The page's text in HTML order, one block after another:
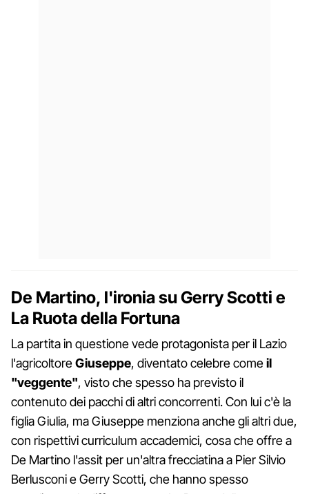
De Martino, l'ironia su Gerry Scotti e
La Ruota della Fortuna
La partita in questione vede protagonista per il Lazio
l'agricoltoreGiuseppe, diventato celebre comeil
"veggente", visto che spesso ha previsto il
contenuto dei pacchi di altri concorrenti. Con lui c'è la
figlia Giulia, ma Giuseppe menziona anche gli altri due,
con rispettivi curriculum accademici, cosa che offre a
De Martino l'assit per un'altra frecciatina a Pier Silvio
Berlusconi e Gerry Scotti, che hanno spesso